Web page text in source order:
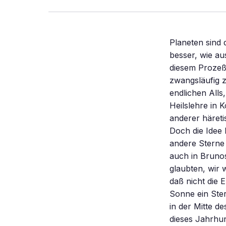
Planeten sind der Abfall bei der Sonnengeburt. Die Astronomen verstehen immer besser, wie aus einer strukturlosen Gas- und Staubwolke eine Sonne wird. Daß sich bei diesem Prozeß auch eine Scheibe bildet, aus der Planeten entstehen, scheint fast zwangsläufig zu sein. Der Dominikanermönch Giordano Bruno hatte die Vision eines un-endlichen Alls, angefüllt mit belebten Welten. Das brachte ihn jedoch mit der christlichen Heilslehre in Konflikt, die sich auf unseren Planeten konzentriert. Wegen dieser und anderer häretischer Ansichten endete Bruno im Jahre 1600 auf dem Scheiterhaufen. Doch die Idee lebte weiter: Die Astronomen halten bis heute Planetensysteme um andere Sterne für möglich, denn es gibt gewichtige Indizien dafür. Ein Argument mag auch in Brunos Denken eine Rolle gespielt haben: Wo immer wir Menschen bislang glaubten, wir wären etwas Besonderes, haben wir uns geirrt. Kopernikus hatte gezeigt, daß nicht die Erde, sondern die Sonne die Mitte der Welt ist. Später lernten wir, daß die Sonne ein Stern unter vielen ist – es blieb nur die Hoffnung, daß wir mit ihr wenigstens in der Mitte des gigantischen Sternensystems “Milchstraße” stehen. Doch zu Beginn dieses Jahrhunderts, 1918, bewies der amerikanische Astronom Harlow Shapley, daß wir keineswegs in der Mitte stehen. Das System der Milchstraße sollte nun wenigstens das einzige im sonst leeren Raum sein. Der amerikanische Astronom Edwin Hubble zeigte 1923 jedoch, daß es viele solche Systeme gibt. Heute wissen wir, daß es mehr sind, als die Astronomen bisher zählen konnten. Nirgendwo – vom Planetenreigen im eigenen Sonnensystem bis in die Tiefen des Alls – sind wir etwas Besonderes. Es gibt noch ein anderes Argument dafür,